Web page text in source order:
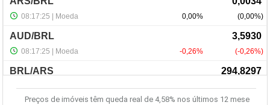
Últimas Notícias
Preços de imóveis têm queda real de 4,58% nos últimos 12 mese